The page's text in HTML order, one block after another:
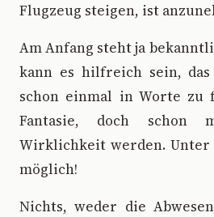
Flugzeug steigen, ist
Am Anfang steht ja
kann es hilfreich sein,
schon einmal in Worte zu
Fantasie, doch schon
Wirklichkeit werden. Unter
möglich!
Nichts, weder die